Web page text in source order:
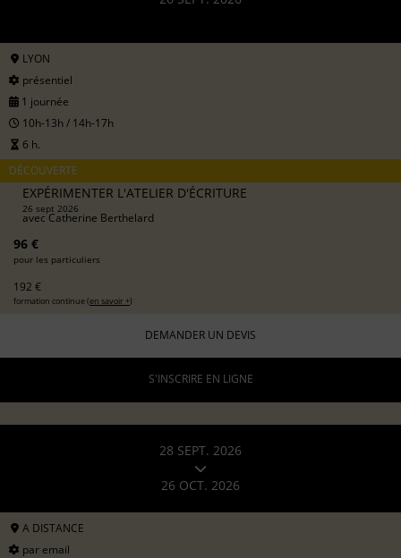
LYON
présentiel
1 journée
10h-13h / 14h-17h
6 h.
DÉCOUVERTE
EXPÉRIMENTER L'ATELIER D'ÉCRITURE
26 sept 2026
avecCatherine Berthelard
96 €
pour les particuliers
192 €
formation continue (en savoir +)
DEMANDER UN DEVIS
S'INSCRIRE EN LIGNE
28 SEPT. 2026
26 OCT. 2026
A DISTANCE
par email